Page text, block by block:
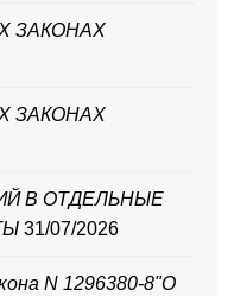
ЗАКОНАХ
ЗАКОНАХ
В ОТДЕЛЬНЫЕ
31/07/2026
N 1296380-8"О